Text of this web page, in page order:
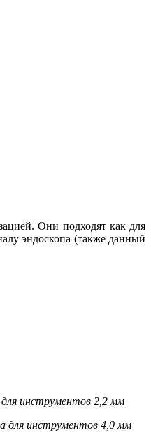
Они подходят как для
эндоскопа (также данный
для инструментов 2,2 мм
для инструментов 4,0 мм